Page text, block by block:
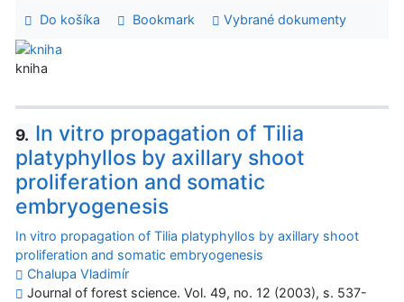
Do košíka Bookmark Vybrané dokumenty
kniha
9. In vitro propagation of Tilia
platyphyllos by axillary shoot
proliferation and somatic
embryogenesis
In vitro propagation of Tilia platyphyllos by axillary shoot
proliferation and somatic embryogenesis
Chalupa Vladimír
Journal of forest science. Vol. 49, no. 12 (2003), s. 537-